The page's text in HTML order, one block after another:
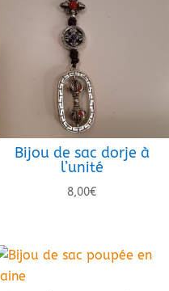
Bijou de sac dorje à
l’unité
8,00€